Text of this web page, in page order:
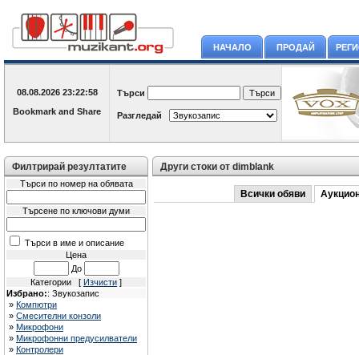
НАЧАЛО ПРОДАЙ
08.08.2026 23:22:58 Търси
Разгледай
Филтрирай резултатите
Търси по номер на обявата
Търсене по ключови думи
Търси в име и описание
Цена
До
Категории [ Изчисти ]
Избрано:: Звукозапис
» Компютри
» Смесителни конзоли
» Микрофони
» Микрофонни предусилватели
» Контролери
Други стоки от dimblank
Всички обяви